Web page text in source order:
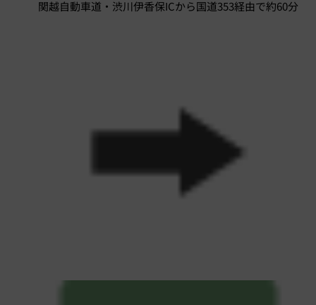
関越自動車道・渋川伊香保ICから国道353経由で約60分